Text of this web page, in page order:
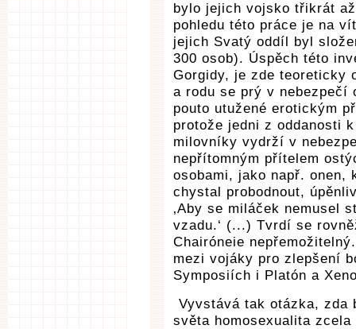
bylo jejich vojsko třikrát
pohledu této práce je na
jejich Svatý oddíl byl
300 osob). Úspěch této
Gorgidy, je zde teoreticky
a rodu se prý v
pouto utužené erotickým
protože jedni z oddanosti
milovníky vydrží v
nepřítomným přítelem
osobami, jako např.
chystal probodnout,
‚Aby se miláček nemusel
vzadu.‘ (...) Tvrdí se
Chairóneie
mezi vojáky pro zlepšení
Symposiích i Platón a
Vyvstává tak otázka, zda
světa homosexualita